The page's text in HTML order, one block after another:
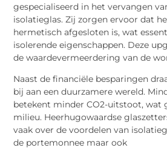
gespecialiseerd in het vervangen
isolatieglas. Zij zorgen ervoor dat
hermetisch afgesloten is, wat
isolerende eigenschappen. Deze
de waardevermeerdering van de
Naast de financiële besparingen
bij aan een duurzamere wereld.
betekent minder CO2-uitstoot, wat
milieu. Heerhugowaardse
vaak over de voordelen van
de portemonnee maar ook